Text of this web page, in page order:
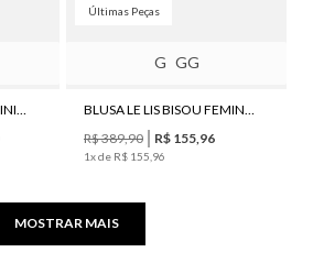
CALÇA LE LIS PITTY FEMININA
G GG
BLUSA LE LIS BISOU FEMININA
R$389,90 R$ 155,96
Últimas Peças
1x de R$ 155 96
MOSTRAR MAIS